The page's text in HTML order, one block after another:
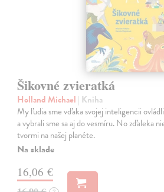
Šikovné zvieratká
Holland Michael | Kniha
My ľudia sme vďaka svojej inteligencii
a vybrali sme sa aj do vesmíru. No zďaleka
tvormi na našej planéte.
Na sklade
16,06 €